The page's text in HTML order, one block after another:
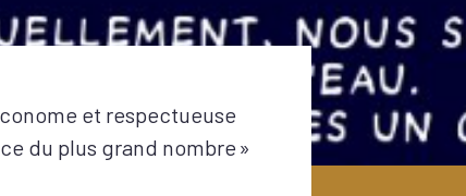
et respectueuse
du plus grand nombre »